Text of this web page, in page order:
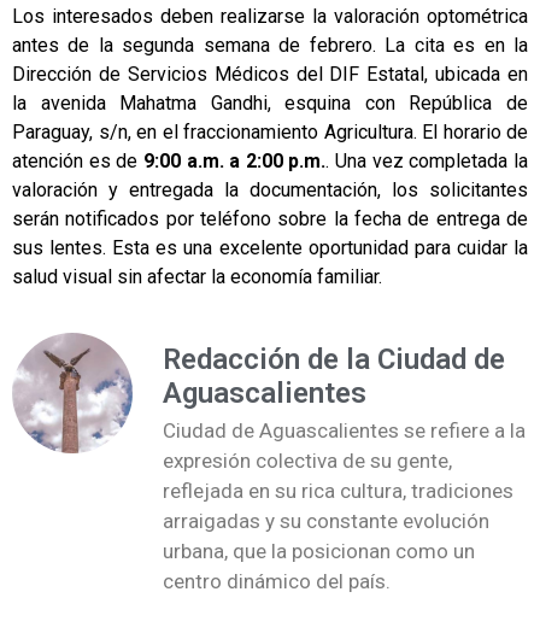
Los interesados deben realizarse la valoración optométrica
antes de la segunda semana de febrero. La cita es en la
Dirección de Servicios Médicos del DIF Estatal, ubicada en
la avenida Mahatma Gandhi, esquina con República de
Paraguay, s/n, en el fraccionamiento Agricultura. El horario de
atención es de 9:00 a.m. a 2:00 p.m.. Una vez completada la
valoración y entregada la documentación, los solicitantes
serán notificados por teléfono sobre la fecha de entrega de
sus lentes. Esta es una excelente oportunidad para cuidar la
salud visual sin afectar la economía familiar.
Redacción de la Ciudad de
Aguascalientes
Ciudad de Aguascalientes se refiere a la
expresión colectiva de su gente,
reflejada en su rica cultura, tradiciones
arraigadas y su constante evolución
urbana, que la posicionan como un
centro dinámico del país.